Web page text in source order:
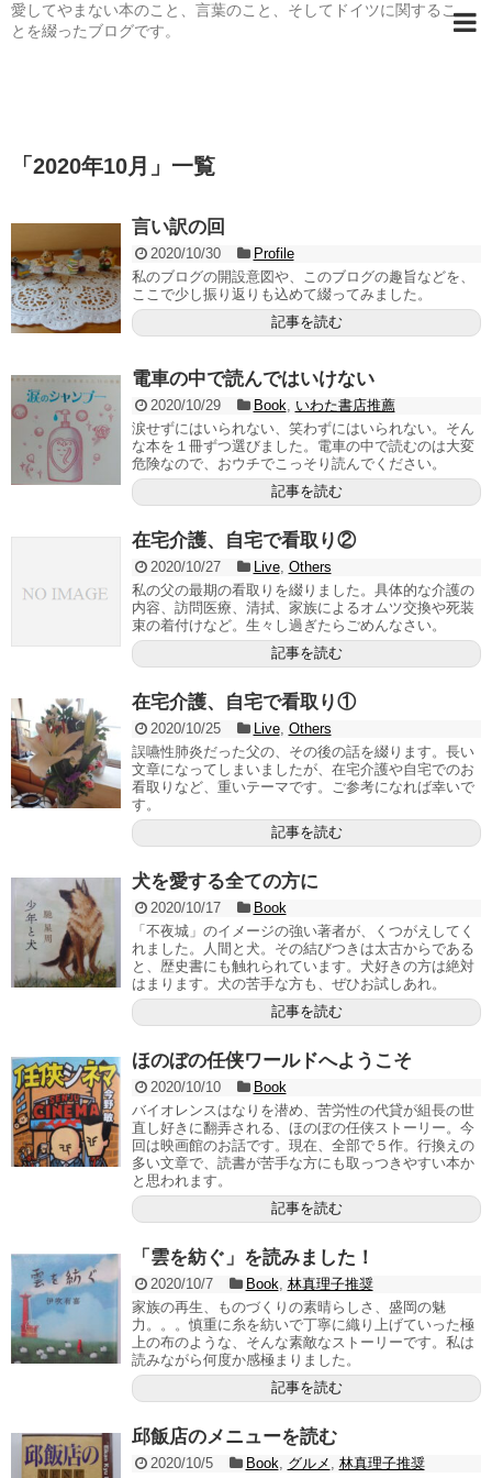
愛してやまない本のこと、言葉のこと、そしてドイツに関するこ
とを綴ったブログです。
「 2020年10月 」 一覧
言い訳の回
2020/10/30
Profile
私のブログの開設意図や、このブログの趣旨などを、
ここで少し振り返りも込めて綴ってみました。
記事を読む
電車の中で読んではいけない
2020/10/29 Book
いわた書店推薦
涙せずにはいられない、笑わずにはいられない。そん
な本を１冊ずつ選びました。電車の中で読むのは大変
危険なので、おウチでこっそり読んでください。
記事を読む
在宅介護、自宅で看取り②
2020/10/27 Live, Others
私の父の最期の看取りを綴りました。具体的な介護の
内容、訪問医療、清拭、家族によるオムツ交換や死装
束の着付けなど。生々し過ぎたらごめんなさい。
記事を読む
在宅介護、自宅で看取り①
2020/10/25 Live, Others
誤嚥性肺炎だった父の、その後の話を綴ります。長い
文章になってしまいましたが、在宅介護や自宅でのお
看取りなど、重いテーマです。ご参考になれば幸いで
す。
記事を読む
犬を愛する全ての方に
2020/10/17
Book
「不夜城」のイメージの強い著者が、くつがえしてく
れました。人間と犬。その結びつきは太古からである
と、歴史書にも触れられています。犬好きの方は絶対
はまります。犬の苦手な方も、ぜひお試しあれ。
記事を読む
ほのぼの任侠ワールドへようこそ
2020/10/10
Book
バイオレンスはなりを潜め、苦労性の代貸が組長の世
直し好きに翻弄される、ほのぼの任侠ストーリー。今
回は映画館のお話です。現在、全部で５作。行換えの
多い文章で、読書が苦手な方にも取っつきやすい本か
と思われます。
記事を読む
「雲を紡ぐ」を読みました！
2020/10/7 Book 林真理子推奨
家族の再生、ものづくりの素晴らしさ、盛岡の魅
力。。。慎重に糸を紡いで丁寧に織り上げていった極
上の布のような、そんな素敵なストーリーです。私は
読みながら何度か感極まりました。
記事を読む
邱飯店のメニューを読む
2020/10/5 Book グルメ
林真理子推奨